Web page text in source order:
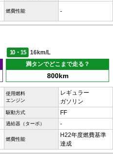
燃費性能 -
10・15
16km/L
満タンでどこまで走る？
800km
使用燃料
エンジン
レギュラー
ガソリン
駆動方式 FF
過給器（ターボ） -
燃費性能
H22年度燃費基準
達成